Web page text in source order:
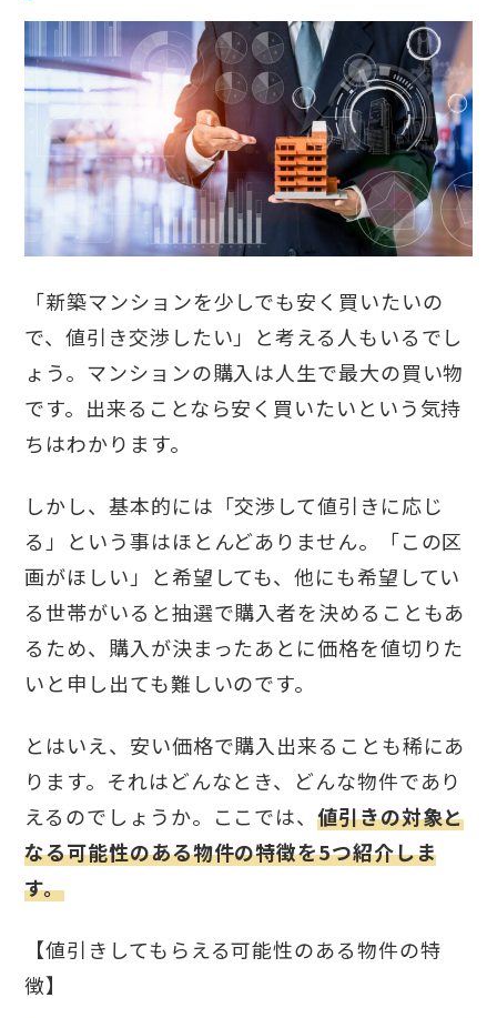
「新築マンションを少しでも安く買いたいの
で、値引き交渉したい」と考える人もいるでし
ょう。マンションの購入は人生で最大の買い物
です。出来ることなら安く買いたいという気持
ちはわかります。
しかし、基本的には「交渉して値引きに応じ
る」という事はほとんどありません。「この区
画がほしい」と希望しても、他にも希望してい
る世帯がいると抽選で購入者を決めることもあ
るため、購入が決まったあとに価格を値切りた
いと申し出ても難しいのです。
とはいえ、安い価格で購入出来ることも稀にあ
ります。それはどんなとき、どんな物件であり
えるのでしょうか。ここでは、値引きの対象と
なる可能性のある物件の特徴を5つ紹介しま
す。
【値引きしてもらえる可能性のある物件の特
徴】